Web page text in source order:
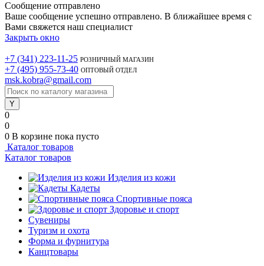
Сообщение отправлено
Ваше сообщение успешно отправлено. В ближайшее время с
Вами свяжется наш специалист
Закрыть окно
+7 (341) 223-11-25 РОЗНИЧНЫЙ МАГАЗИН
+7 (495) 955-73-40 ОПТОВЫЙ ОТДЕЛ
msk.kobra@gmail.com
0
0
0 В корзине пока пусто
Каталог товаров
Каталог товаров
Изделия из кожи
Кадеты
Спортивные пояса
Здоровье и спорт
Сувениры
Туризм и охота
Форма и фурнитура
Канцтовары